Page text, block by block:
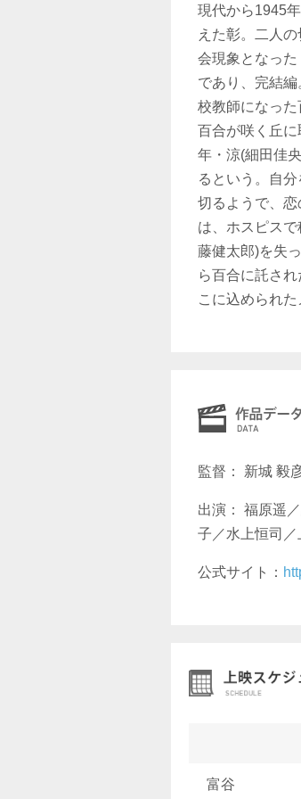
現代から1945
えた彰。二人
会現象となっ
であり、完結
校教師になっ
百合が咲く丘
年・涼(細田佳
るという。自
切るようで、
は、ホスピス
藤健太郎)を失
ら百合に託さ
こに込められ
監督： 新城 毅
出演： 福原遥
子／水上恒司
公式サイト：
富谷